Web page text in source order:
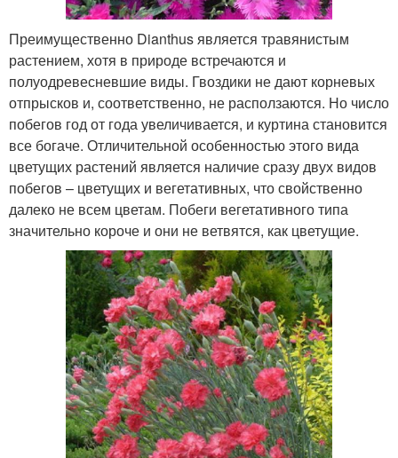
Преимущественно Dianthus является травянистым
растением, хотя в природе встречаются и
полуодревесневшие виды. Гвоздики не дают корневых
отпрысков и, соответственно, не расползаются. Но число
побегов год от года увеличивается, и куртина становится
все богаче. Отличительной особенностью этого вида
цветущих растений является наличие сразу двух видов
побегов – цветущих и вегетативных, что свойственно
далеко не всем цветам. Побеги вегетативного типа
значительно короче и они не ветвятся, как цветущие.